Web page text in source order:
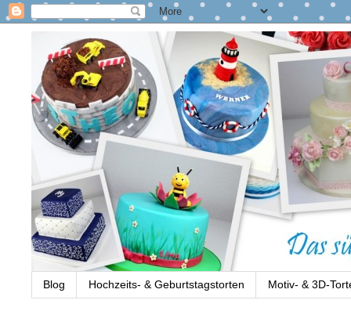
Blog Hochzeits- & Geburtstagstorten Motiv- & 3D-